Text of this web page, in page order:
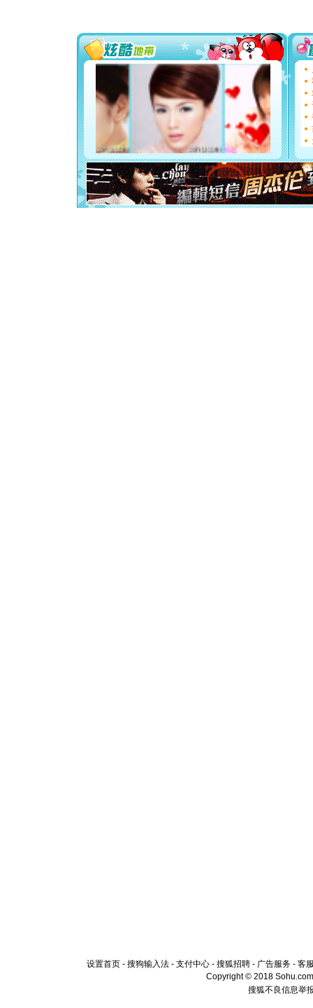
能正大光
都要快乐
[圣诞节]
如意,快
[元旦]
看
断电。
你是我
[元旦]
如
起；二
离。水
[元旦]当
泣，这痛
卖了。水
[春节]风
颜！冬去
设置首页 - 搜狗输入法 - 支付中心 - 搜狐招聘 - 广告服务 - 客
Copyright © 2018
搜狐不良信息举